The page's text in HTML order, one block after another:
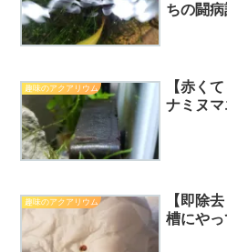
ちの闘
趣味のアクアリウム
【赤く
ナミヌマ
趣味のアクアリウム
【即除
槽にや